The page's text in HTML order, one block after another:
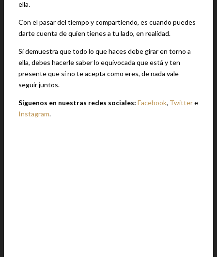
ella.
Con el pasar del tiempo y compartiendo, es cuando puedes
darte cuenta de quien tienes a tu lado, en realidad.
Si demuestra que todo lo que haces debe girar en torno a
ella, debes hacerle saber lo equivocada que está y ten
presente que si no te acepta como eres, de nada vale
seguir juntos.
Síguenos en nuestras redes sociales: Facebook, Twittere
Instagram.